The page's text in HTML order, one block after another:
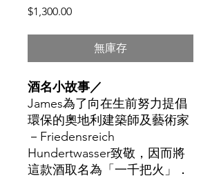
$1,300.00價
無庫存
酒名小故事／
James為了向在生前努力提倡
環保的奧地利建築師及藝術家
－Friedensreich
Hundertwasser致敬，因而將
這款酒取名為「一千把火」．